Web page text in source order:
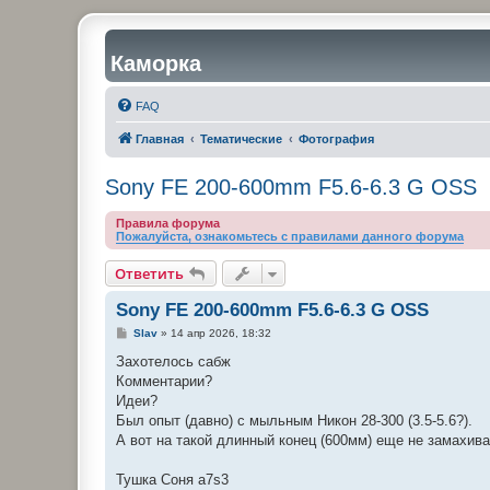
Каморка
FAQ
Главная Тематические Фотография
Sony FE 200-600mm F5.6-6.3 G OSS
Правила форума
Пожалуйста, ознакомьтесь с правилами данного форума
Ответить
Sony FE 200-600mm F5.6-6.3 G OSS
С
о
щ
е
н
и
е
Slav» 14 апр 2026, 18:32
Захотелось сабж
Комментарии?
Идеи?
Был опыт (давно) с мыльным Никон 28-300 (3.5-5.6?).
А вот на такой длинный конец (600мм) еще не
Тушка Соня а7s3